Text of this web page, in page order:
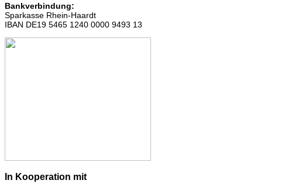
Bankverbindung:
Sparkasse Rhein-Haardt
IBAN DE19 5465 1240 0000 9493 13
In Kooperation mit